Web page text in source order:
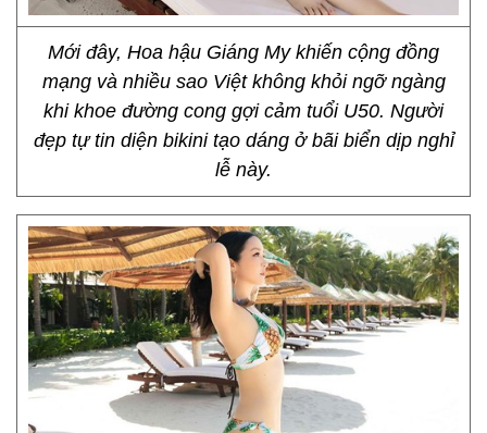
Mới đây, Hoa hậu Giáng My khiến cộng đồng
mạng và nhiều sao Việt không khỏi ngỡ ngàng
khi khoe đường cong gợi cảm tuổi U50. Người
đẹp tự tin diện bikini tạo dáng ở bãi biển dịp nghỉ
lễ này.